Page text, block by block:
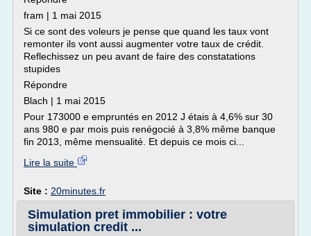
fram | 1 mai 2015
Si ce sont des voleurs je pense que quand les taux vont
remonter ils vont aussi augmenter votre taux de crédit.
Reflechissez un peu avant de faire des constatations
stupides
Répondre
Blach | 1 mai 2015
Pour 173000 e empruntés en 2012 J étais à 4,6% sur 30
ans 980 e par mois puis renégocié à 3,8% même banque
fin 2013, même mensualité. Et depuis ce mois ci...
Lire la suite
Site : 20minutes.fr
Simulation pret immobilier : votre
simulation credit ...